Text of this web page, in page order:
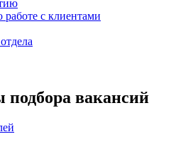
с клиентами
вакансий